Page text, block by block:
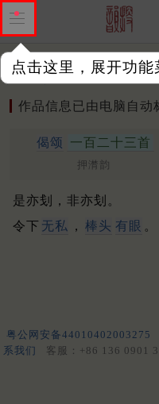
点击这里，展开功能
作品 标注四声 出处、
作品信息已由电脑自动
偈颂 一百二十三首
押潸韵
是亦刬，非亦刬。
令下 无私 ， 棒头 有眼 。
粤公网安备44010402003275
系我们
客服：+86 136 0901